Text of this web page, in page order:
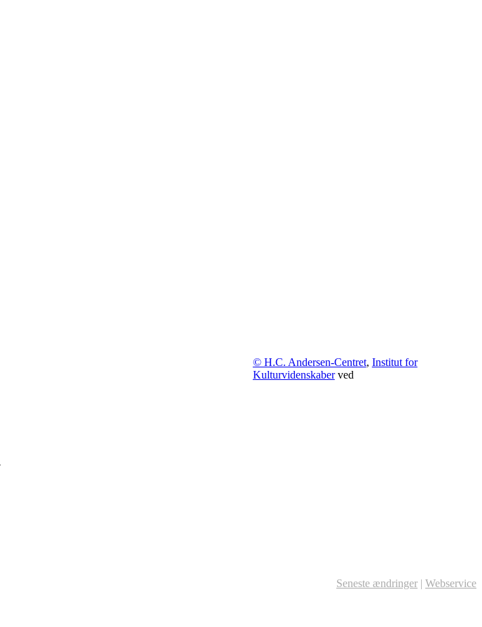
© H.C. Andersen-Centret, Institut for
Kulturvidenskaberved
Seneste ændringer | Webservice